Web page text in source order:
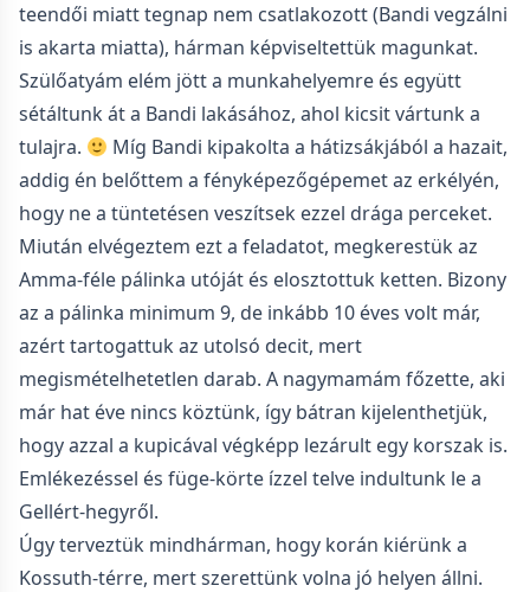
teendői miatt tegnap nem csatlakozott (Bandi vegzálni
is akarta miatta), hárman képviseltettük magunkat.
Szülőatyám elém jött a munkahelyemre és együtt
sétáltunk át a Bandi lakásához, ahol kicsit vártunk a
tulajra.
Míg Bandi kipakolta a hátizsákjából a hazait,
addig én belőttem a fényképezőgépemet az erkélyén,
hogy ne a tüntetésen veszítsek ezzel drága perceket.
Miután elvégeztem ezt a feladatot, megkerestük az
Amma-féle pálinka utóját és elosztottuk ketten. Bizony
az a pálinka minimum 9, de inkább 10 éves volt már,
azért tartogattuk az utolsó decit, mert
megismételhetetlen darab. A nagymamám főzette, aki
már hat éve nincs köztünk, így bátran kijelenthetjük,
hogy azzal a kupicával végképp lezárult egy korszak is.
Emlékezéssel és füge-körte ízzel telve indultunk le a
Gellért-hegyről.
Úgy terveztük mindhárman, hogy korán kiérünk a
Kossuth-térre, mert szerettünk volna jó helyen állni.